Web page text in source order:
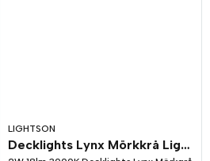
LIGHTSON
Decklights Lynx Mörkkrå LightsOn Garden Plug & Play